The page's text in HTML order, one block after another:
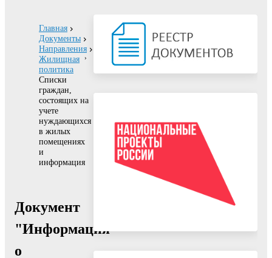
Главная
Документы
Направления
Жилищная
политика
Списки
граждан,
состоящих на
учете
нуждающихся
в жилых
помещениях
и
информация
Документ
"Информация
о